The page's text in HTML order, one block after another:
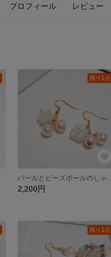
プロフィール レビュー
残り1点
2,200円
残り1点